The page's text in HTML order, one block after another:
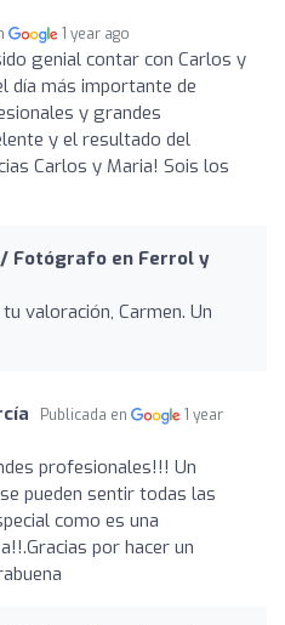
1 year ago
genial contar con Carlos y
día más importante de
y grandes
y el resultado del
Carlos y Maria! Sois los
Fotógrafo en Ferrol y
valoración, Carmen. Un
Publicada en
1 year
profesionales!!! Un
pueden sentir todas las
como es una
por hacer un